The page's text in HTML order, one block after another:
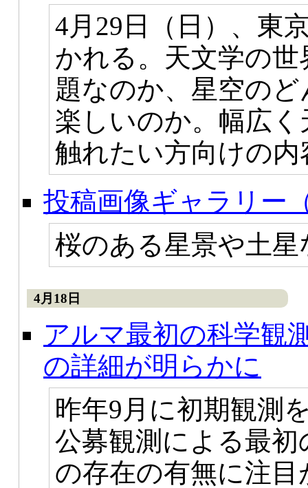
4月29日（日）、東
かれる。天文学の
題なのか、星空の
楽しいのか。幅広
触れたい方向けの内
投稿画像ギャラリー
桜のある星景や土
4月18日
アルマ最初の科学観
の詳細が明らかに
昨年9月に初期観測
公募観測による最
の存在の有無に注